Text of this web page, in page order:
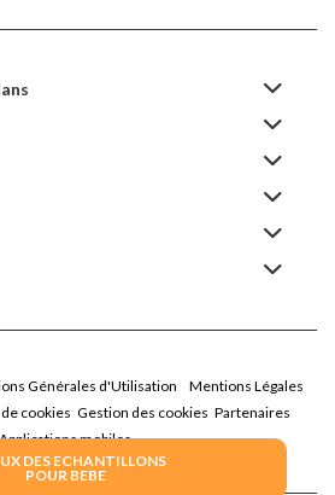
DES ECHANTILLONS
POUR BEBE
Générales d'Utilisation
Mentions Légales
cookies Gestion des cookies Partenaires
Applications mobiles